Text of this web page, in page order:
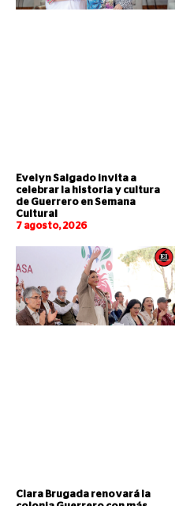
Evelyn Salgado invita a
celebrar la historia y cultura
de Guerrero en Semana
Cultural
7 agosto, 2026
Clara Brugada renovará la